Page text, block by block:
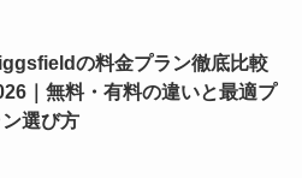
の料金プラン徹底比較
｜無料・有料の違いと最適プ
選び方